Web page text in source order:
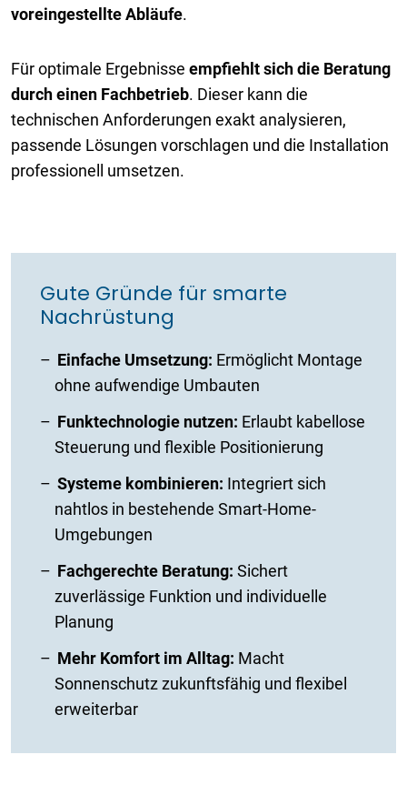
voreingestellte Abläufe.
Für optimale Ergebnisse empfiehlt sich die Beratung
durch einen Fachbetrieb. Dieser kann die
technischen Anforderungen exakt analysieren,
passende Lösungen vorschlagen und die Installation
professionell umsetzen.
Gute Gründe für smarte
Nachrüstung
Einfache Umsetzung: Ermöglicht Montage
ohne aufwendige Umbauten
Funktechnologie nutzen: Erlaubt kabellose
Steuerung und flexible Positionierung
Systeme kombinieren: Integriert sich
nahtlos in bestehende Smart-Home-
Umgebungen
Fachgerechte Beratung: Sichert
zuverlässige Funktion und individuelle
Planung
Mehr Komfort im Alltag: Macht
Sonnenschutz zukunftsfähig und flexibel
erweiterbar